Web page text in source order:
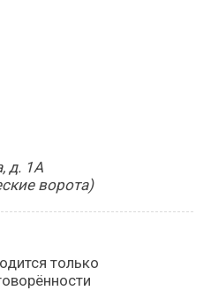
д. 1А
ворота)
только